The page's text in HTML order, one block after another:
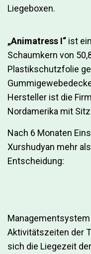
Liegeboxen.
„Animatress I“ ist
Schaumkern von
Plastikschutzfolie
Hersteller ist die
Nordamerika mit Sitz
Nach 6 Monaten
Xurshudyan mehr
Entscheidung:
Managementsystem
Aktivitätszeiten der
sich die Liegezeit